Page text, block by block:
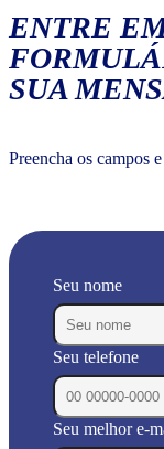
ENTRE
SUA
Preencha os campos
Seu nome
Seu telefone
Seu melhor e-